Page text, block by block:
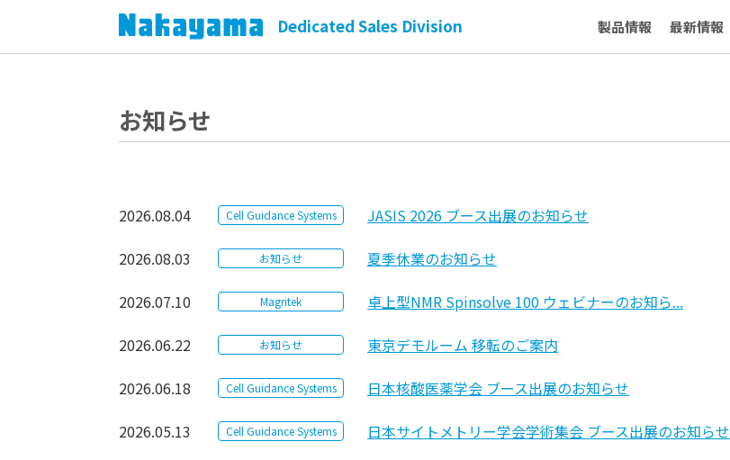
Dedicated Sales Division 製品情報 最新情報
お知らせ
2026.08.04 Cell Guidance Systems
JASIS 2026 ブース出展のお知らせ
2026.08.03
お知らせ
夏季休業のお知らせ
2026.07.10
Magritek
卓上型NMR Spinsolve 100 ウェビナーのお知ら...
2026.06.22
お知らせ
東京デモルーム 移転のご案内
2026.06.18
Cell Guidance Systems
日本核酸医薬学会 ブース出展のお知らせ
2026.05.13
Cell Guidance Systems
日本サイトメトリー学会学術集会 ブース出展のお知らせ